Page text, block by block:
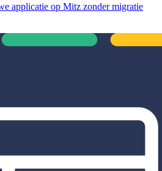
applicatie op Mitz zonder migratie